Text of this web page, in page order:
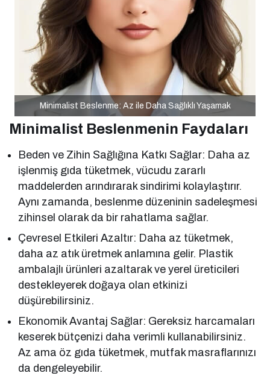
Minimalist Beslenme: Az ile Daha Sağlıklı Yaşamak
Minimalist Beslenmenin Faydaları
Beden ve Zihin Sağlığına Katkı Sağlar: Daha az
işlenmiş gıda tüketmek, vücudu zararlı
maddelerden arındırarak sindirimi kolaylaştırır.
Aynı zamanda, beslenme düzeninin sadeleşmesi
zihinsel olarak da bir rahatlama sağlar.
Çevresel Etkileri Azaltır: Daha az tüketmek,
daha az atık üretmek anlamına gelir. Plastik
ambalajlı ürünleri azaltarak ve yerel üreticileri
destekleyerek doğaya olan etkinizi
düşürebilirsiniz.
Ekonomik Avantaj Sağlar: Gereksiz harcamaları
keserek bütçenizi daha verimli kullanabilirsiniz.
Az ama öz gıda tüketmek, mutfak masraflarınızı
da dengeleyebilir.